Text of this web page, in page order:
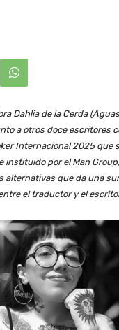
Dahlia de la Cerda
a otros doce escritores
Internacional 2025 que
instituido por el Man
alternativas que da una
el traductor y el